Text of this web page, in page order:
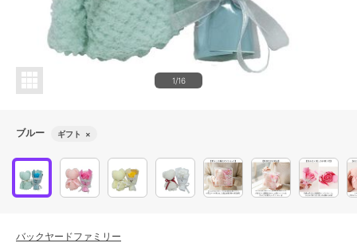
1/16
ブルー ギフト ×
バックヤードファミリー